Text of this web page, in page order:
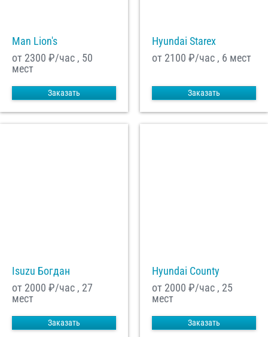
Man Lion's
от 2300 ₽/час , 50
мест
Заказать
Hyundai Starex
от 2100 ₽/час , 6 мест
Заказать
Isuzu Богдан
от 2000 ₽/час , 27
мест
Заказать
Hyundai County
от 2000 ₽/час , 25
мест
Заказать